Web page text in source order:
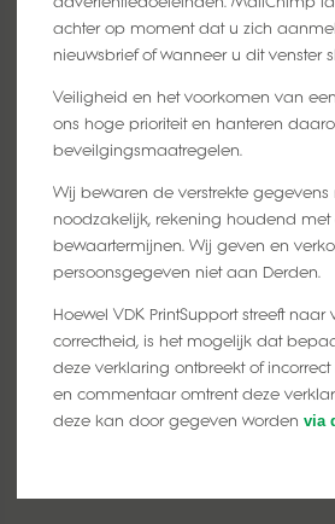
achter op moment dat u zich
nieuwsbrief of wanneer u dit venster
Veiligheid en het voorkomen van
ons hoge prioriteit en hanteren
beveilgingsmaatregelen.
Wij bewaren de verstrekte
noodzakelijk, rekening houdend met
bewaartermijnen. Wij geven en
persoonsgegeven niet aan Derden.
Hoewel VDK PrintSupport streeft
correctheid, is het mogelijk dat
deze verklaring ontbreekt of incorrect
en commentaar omtrent deze
deze kan door gegeven worden via